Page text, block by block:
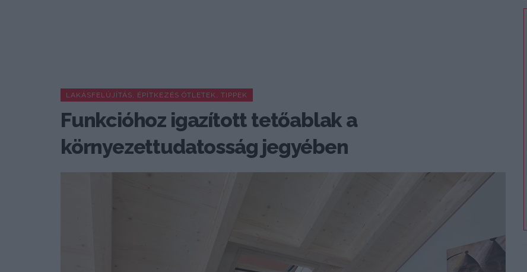
LAKÁSFELÚJÍTÁS, ÉPÍTKEZÉS ÖTLETEK, TIPPEK
Funkcióhoz igazított tetőablak a
környezettudatosság jegyében